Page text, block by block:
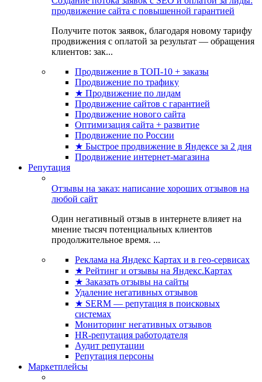
продвижение сайта с повышенной гарантией
Получите поток заявок, благодаря новому тарифу
продвижения с оплатой за результат — обращения
клиентов: зак...
Продвижение в ТОП-10 + заказы
Продвижение по трафику
★ Продвижение по лидам
Продвижение сайтов с гарантией
Продвижение нового сайта
Оптимизация сайта + развитие
Продвижение по России
★ Быстрое продвижение в Яндексе за 2 дня
Продвижение интернет-магазина
Репутация
Отзывы на заказ: написание хороших отзывов на
любой сайт
Один негативный отзыв в интернете влияет на
мнение тысяч потенциальных клиентов
продолжительное время. ...
Реклама на Яндекс Картах и в гео-сервисах
★ Рейтинг и отзывы на Яндекс.Картах
★ Заказать отзывы на сайты
Удаление негативных отзывов
★ SERM — репутация в поисковых
системах
Мониторинг негативных отзывов
HR-репутация работодателя
Аудит репутации
Репутация персоны
Маркетплейсы